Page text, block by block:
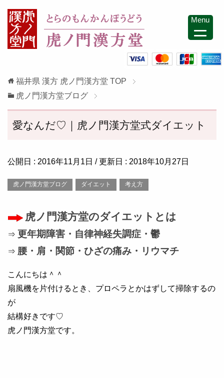
福井県 漢方 虎ノ門漢方堂 TOP
虎ノ門漢方堂ブログ
愛なんだ♡｜虎ノ門漢方堂式ダイエット
公開日 : 2016年11月1日 / 更新日 : 2018年10月27日
虎ノ門漢方堂ブログ ダイエット 考え方
虎ノ門漢方堂のダイエットとは
⇒ 更年期障害・自律神経失調症・鬱
⇒ 腰・肩・関節・ひざの痛み・リウマチ
こんにちは＾＾
扇風機を片付けるとき、プロペラとかはずして掃除するの
が
結構好きです♡
虎ノ門漢方堂です。
Menu